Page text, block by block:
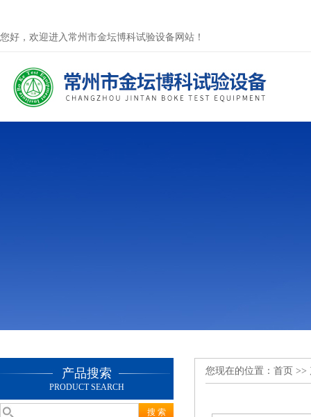
您好，欢迎进入常州市金坛博科试验设备网站！
产品搜索
PRODUCT SEARCH
您现在的位置： 首页 >>